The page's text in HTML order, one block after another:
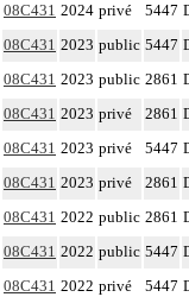
08C431 2024 privé 5447
08C431 2023 public 5447
08C431 2023 public 2861
08C431 2023 privé 2861
08C431 2023 privé 5447
08C431 2023 privé 2861
08C431 2022 public 2861
08C431 2022 public 5447
08C431 2022 privé 5447